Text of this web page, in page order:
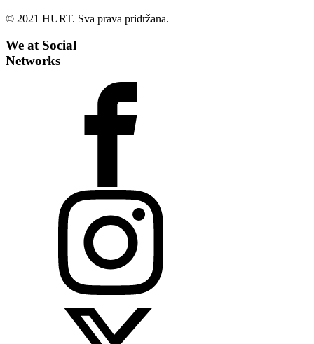
© 2021 HURT. Sva prava pridržana.
We at Social
Networks